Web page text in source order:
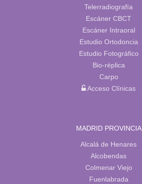
Telerradiografía
Escáner CBCT
Escáner Intraoral
Estudio Ortodoncia
Estudio Fotográfico
Bio-réplica
Carpo
Acceso Clínicas
MADRID PROVINCIA
Alcalá de Henares
Alcobendas
Colmenar Viejo
Fuenlabrada